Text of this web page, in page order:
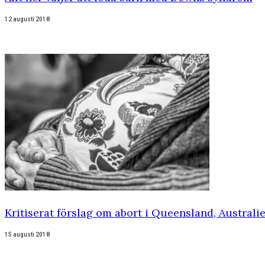
12 augusti 2018
Kritiserat förslag om abort i Queensland,
15 augusti 2018